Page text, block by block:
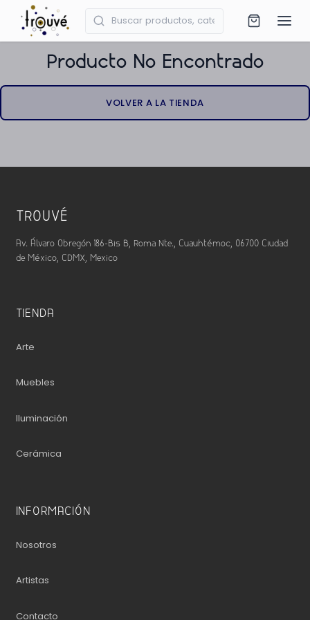
Producto No Encontrado
VOLVER A LA TIENDA
TROUVÉ
Av. Álvaro Obregón 186-Bis B, Roma Nte., Cuauhtémoc, 06700 Ciudad
de México, CDMX, Mexico
TIENDA
Arte
Muebles
Iluminación
Cerámica
INFORMACIÓN
Nosotros
Artistas
Contacto